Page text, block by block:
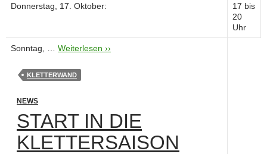
Donnerstag, 17. Oktober:
17 bis
20
Uhr
Sonntag, … Weiterlesen ››
KLETTERWAND
NEWS
START IN DIE
KLETTERSAISON